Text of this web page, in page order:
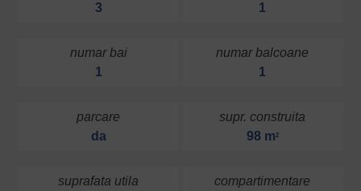
3
1
numar bai
1
numar balcoane
1
parcare
da
supr. construita
98 m2
suprafata utila
compartimentare